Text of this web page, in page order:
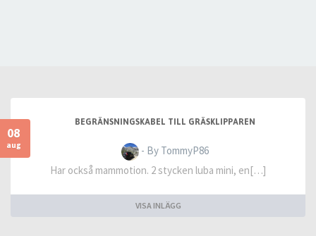
08
aug
BEGRÄNSNINGSKABEL TILL GRÄSKLIPPAREN
- By TommyP86
Har också mammotion. 2 stycken luba mini, en[…]
VISA INLÄGG